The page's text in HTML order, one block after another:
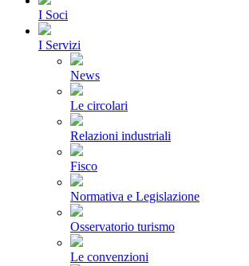
I Soci
I Servizi
News
Le circolari
Relazioni industriali
Fisco
Normativa e Legislazione
Osservatorio turismo
Le convenzioni